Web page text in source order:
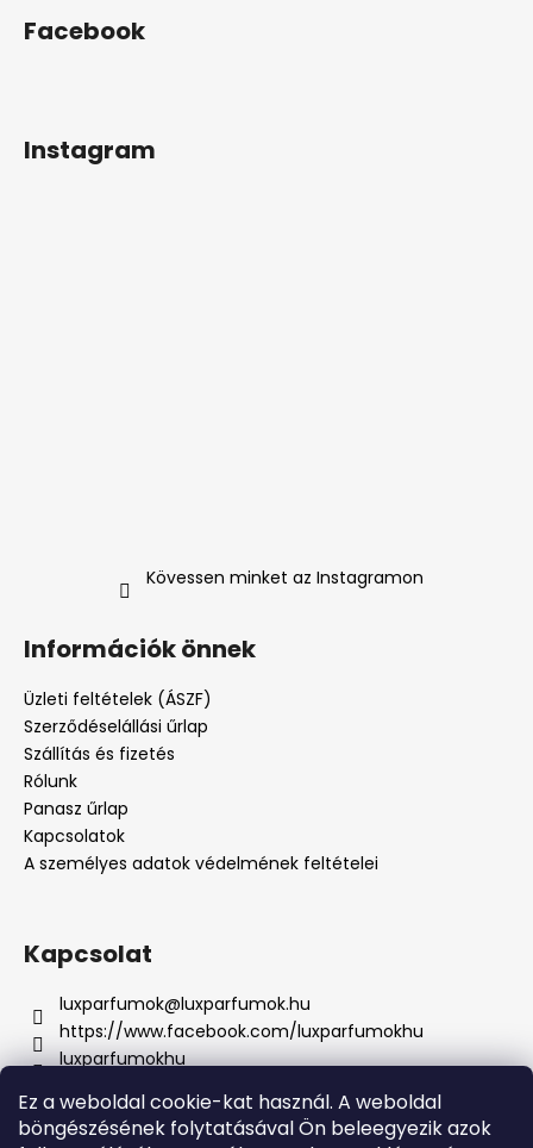
Ez a weboldal cookie-kat használ. A weboldal
böngészésének folytatásával Ön beleegyezik azok
Facebook
Instagram
Kövessen minket az Instagramon
Információk önnek
Üzleti feltételek (ÁSZF)
Szerződéselállási űrlap
Szállítás és fizetés
Rólunk
Panasz űrlap
Kapcsolatok
A személyes adatok védelmének feltételei
Kapcsolat
luxparfumok@luxparfumok.hu
https://www.facebook.com/luxparfumokhu
luxparfumokhu